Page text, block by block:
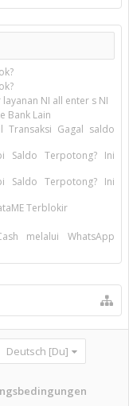
NI all enter s NI
Bank Lain
Transaksi Gagal saldo
Saldo Terpotong? Ini
Saldo Terpotong? Ini
Terblokir
melalui WhatsApp
Deutsch [Du]